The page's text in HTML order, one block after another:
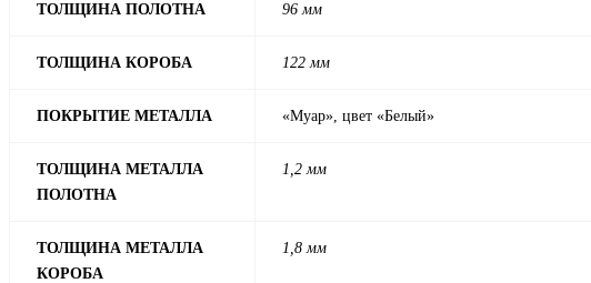
ТОЛЩИНА ПОЛОТНА 96 мм
ТОЛЩИНА КОРОБА 122 мм
ПОКРЫТИЕ МЕТАЛЛА «Муар», цвет «Белый»
ТОЛЩИНА МЕТАЛЛА
ПОЛОТНА
1,2 мм
ТОЛЩИНА МЕТАЛЛА
КОРОБА
1,8 мм